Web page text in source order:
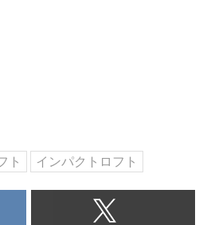
ト インパクトロフト